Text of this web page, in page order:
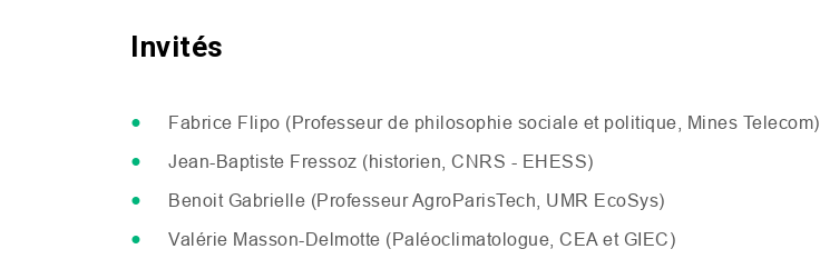
Invités
Fabrice Flipo (Professeur de philosophie sociale et politique, Mines Telecom)
Jean-Baptiste Fressoz (historien, CNRS - EHESS)
Benoit Gabrielle (Professeur AgroParisTech, UMR EcoSys)
Valérie Masson-Delmotte (Paléoclimatologue, CEA et GIEC)